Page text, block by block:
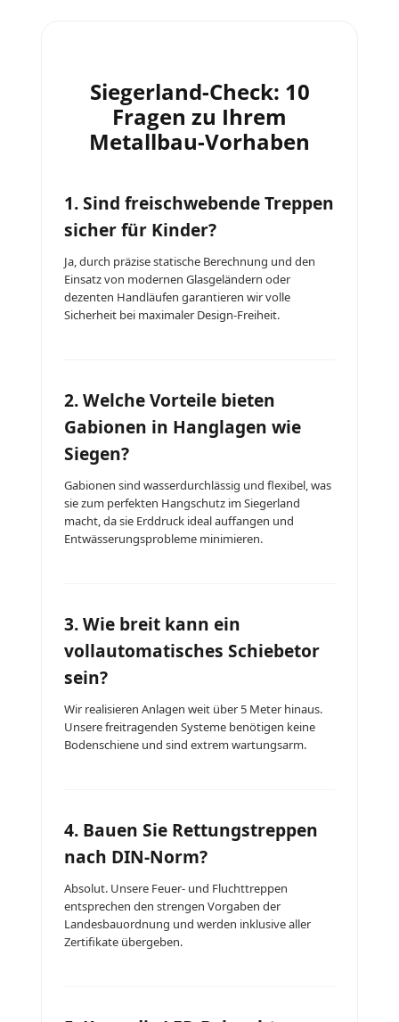
Siegerland-Check: 10
Fragen zu Ihrem
Metallbau-Vorhaben
1. Sind freischwebende Treppen
sicher für Kinder?
Ja, durch präzise statische Berechnung und den
Einsatz von modernen Glasgeländern oder
dezenten Handläufen garantieren wir volle
Sicherheit bei maximaler Design-Freiheit.
2. Welche Vorteile bieten
Gabionen in Hanglagen wie
Siegen?
Gabionen sind wasserdurchlässig und flexibel, was
sie zum perfekten Hangschutz im Siegerland
macht, da sie Erddruck ideal auffangen und
Entwässerungsprobleme minimieren.
3. Wie breit kann ein
vollautomatisches Schiebetor
sein?
Wir realisieren Anlagen weit über 5 Meter hinaus.
Unsere freitragenden Systeme benötigen keine
Bodenschiene und sind extrem wartungsarm.
4. Bauen Sie Rettungstreppen
nach DIN-Norm?
Absolut. Unsere Feuer- und Fluchttreppen
entsprechen den strengen Vorgaben der
Landesbauordnung und werden inklusive aller
Zertifikate übergeben.